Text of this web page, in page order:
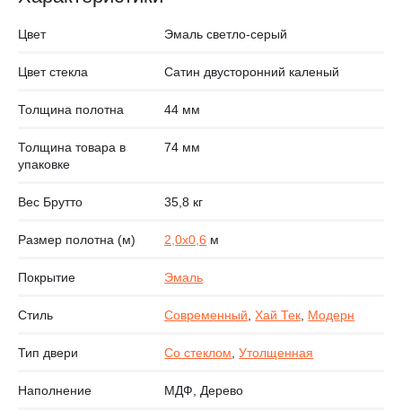
Цвет Эмаль светло-серый
Цвет стекла Сатин двусторонний каленый
Толщина полотна 44 мм
Толщина товара в
упаковке
74 мм
Вес Брутто 35,8 кг
Размер полотна (м) 2,0х0,6 м
Покрытие Эмаль
Стиль Современный,Хай Тек, Модерн
Тип двери Со стеклом,Утолщенная
Наполнение МДФ, Дерево